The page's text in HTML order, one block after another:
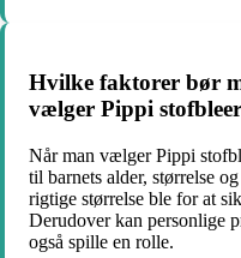
Hvilke faktorer bør
vælger Pippi
Når man vælger Pippi
til barnets alder, størrelse
rigtige størrelse ble for at
Derudover kan personlige
også spille en rolle.